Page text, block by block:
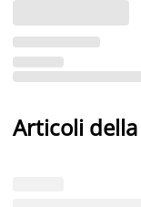
Articoli della